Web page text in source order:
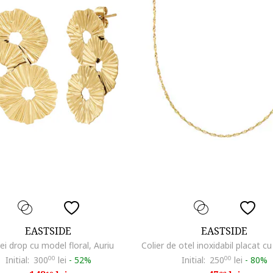
EASTSIDE
drop cu model floral, Auriu
Initial: 30000 lei - 52%
EASTSIDE
Initial: 25000 lei - 80%